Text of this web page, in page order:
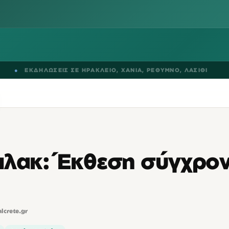
ΕΚΔΗΛΩΣΕΙΣ ΣΕΗΡΑΚΛΕΙΟ,ΧΑΝΙΑ ,ΡΕΘΥΜΝΟ,ΛΑΣΙΘΙ
Έκθεση